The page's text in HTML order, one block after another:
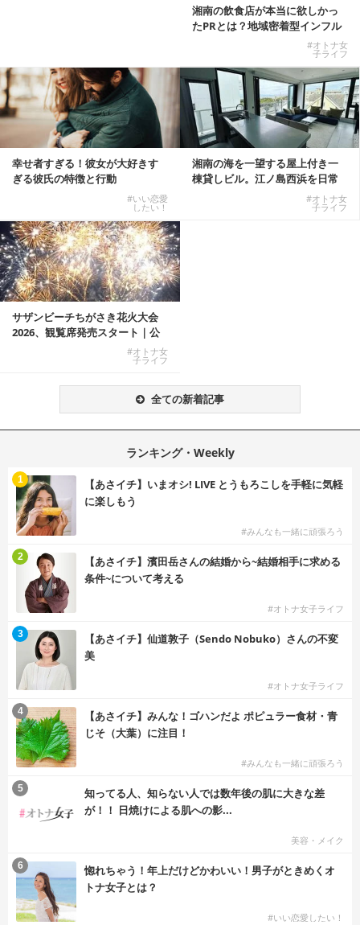
湘南の飲食店が本当に欲しかっ
たPRとは？地域密着型インフル
#オトナ女
子ライフ
幸せ者すぎる！彼女が大好きす
ぎる彼氏の特徴と行動
#いい恋愛
したい！
湘南の海を一望する屋上付き一
棟貸しビル。江ノ島西浜を日常
#オトナ女
子ライフ
サザンビーチちがさき花火大会
2026、観覧席発売スタート｜公
#オトナ女
子ライフ
全ての新着記事
ランキング・Weekly
【あさイチ】いまオシ! LIVE とうもろこしを手軽に気軽
に楽しもう
#みんなも一緒に頑張ろう
1
【あさイチ】濱田岳さんの結婚から~結婚相手に求める
条件~について考える
#オトナ女子ライフ
2
【あさイチ】仙道敦子（Sendo Nobuko）さんの不変
美
#オトナ女子ライフ
3
【あさイチ】みんな！ゴハンだよ ポピュラー食材・青
じそ（大葉）に注目！
#みんなも一緒に頑張ろう
4
知ってる人、知らない人では数年後の肌に大きな差
が！！ 日焼けによる肌への影...
美容・メイク
5
惚れちゃう！年上だけどかわいい！男子がときめくオ
トナ女子とは？
#いい恋愛したい！
6